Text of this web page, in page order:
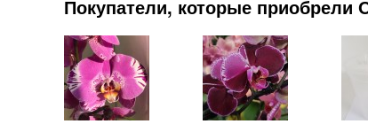
Покупатели, которые приобрели